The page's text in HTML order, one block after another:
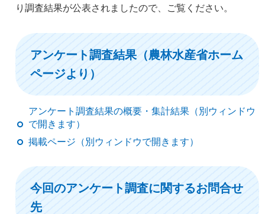
り調査結果が公表されましたので、ご覧ください。
アンケート調査結果（農林水産省ホーム
ページより）
アンケート調査結果の概要・集計結果（別ウィンドウ
で開きます）
掲載ページ（別ウィンドウで開きます）
今回のアンケート調査に関するお問合せ
先